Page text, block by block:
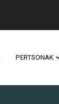
PERTSONAK